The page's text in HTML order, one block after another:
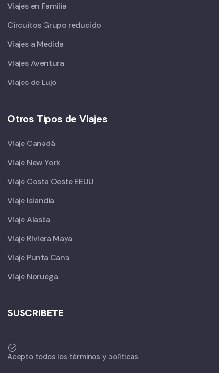
Viajes en Familia
Circuitos Grupo reducido
Viajes a Medida
Viajes Aventura
Viajes de Lujo
Otros Tipos de Viajes
Viaje Canadá
Viaje New York
Viaje Costa Oeste EEUU
Viaje Islandia
Viaje Alaska
Viaje Riviera Maya
Viaje Punta Cana
Viaje Noruega
SUSCRIBETE
Acepto todos los términos y políticas